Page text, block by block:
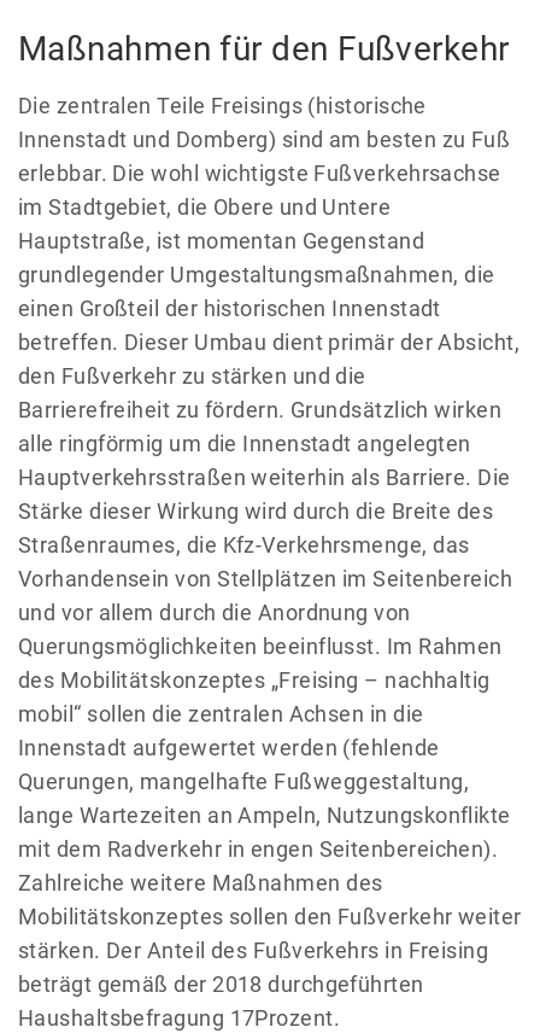
Maßnahmen für den Fußverkehr
Die zentralen Teile Freisings (historische
Innenstadt und Domberg) sind am besten zu Fuß
erlebbar. Die wohl wichtigste Fußverkehrsachse
im Stadtgebiet, die Obere und Untere
Hauptstraße, ist momentan Gegenstand
grundlegender Umgestaltungsmaßnahmen, die
einen Großteil der historischen Innenstadt
betreffen. Dieser Umbau dient primär der Absicht,
den Fußverkehr zu stärken und die
Barrierefreiheit zu fördern. Grundsätzlich wirken
alle ringförmig um die Innenstadt angelegten
Hauptverkehrsstraßen weiterhin als Barriere. Die
Stärke dieser Wirkung wird durch die Breite des
Straßenraumes, die Kfz-Verkehrsmenge, das
Vorhandensein von Stellplätzen im Seitenbereich
und vor allem durch die Anordnung von
Querungsmöglichkeiten beeinflusst. Im Rahmen
des Mobilitätskonzeptes „Freising – nachhaltig
mobil“ sollen die zentralen Achsen in die
Innenstadt aufgewertet werden (fehlende
Querungen, mangelhafte Fußweggestaltung,
lange Wartezeiten an Ampeln, Nutzungskonflikte
mit dem Radverkehr in engen Seitenbereichen).
Zahlreiche weitere Maßnahmen des
Mobilitätskonzeptes sollen den Fußverkehr weiter
stärken. Der Anteil des Fußverkehrs in Freising
beträgt gemäß der 2018 durchgeführten
Haushaltsbefragung 17Prozent.